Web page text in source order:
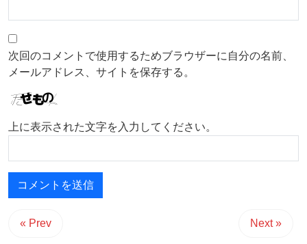
次回のコメントで使用するためブラウザーに自分の名前、
メールアドレス、サイトを保存する。
上に表示された文字を入力してください。
« Prev Next »